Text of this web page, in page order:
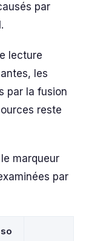
par
lecture
les
par la fusion
reste
marqueur
par